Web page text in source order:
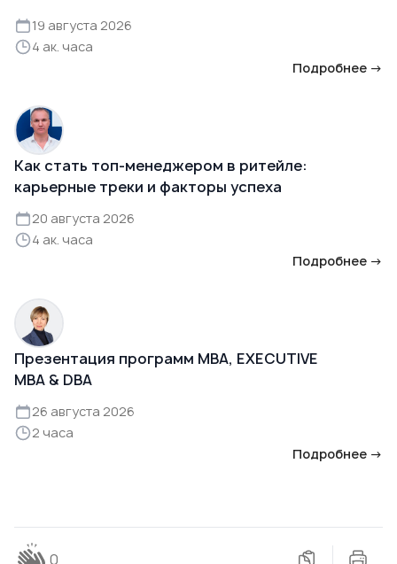
19 августа 2026
4 ак. часа
Подробнее →
Как стать топ-менеджером в ритейле:
карьерные треки и факторы успеха
20 августа 2026
4 ак. часа
Подробнее →
Презентация программ MBA, EXECUTIVE
MBA & DBA
26 августа 2026
2 часа
Подробнее →
0